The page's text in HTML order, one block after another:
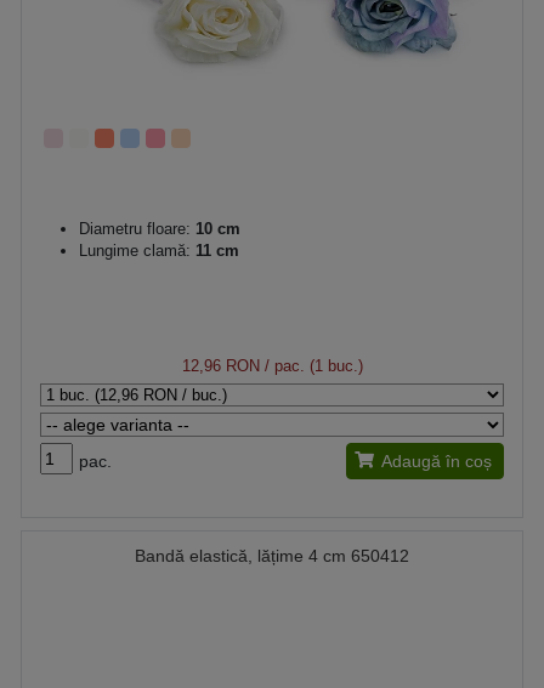
Diametru floare: 10 cm
Lungime clamă: 11 cm
12,96 RON/ pac. (1 buc.)
pac. Adaugă în coș
Bandă elastică, lățime 4 cm 650412